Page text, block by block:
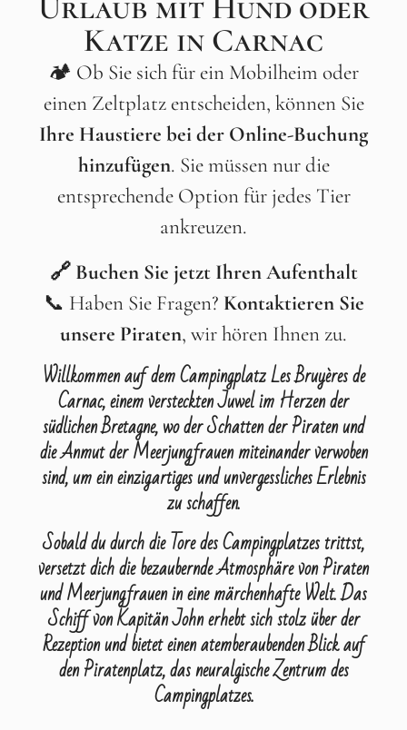
Katze in Carnac
🏕️ Ob Sie sich für ein Mobilheim oder
einen Zeltplatz entscheiden, können Sie
Ihre Haustiere bei der Online-Buchung
hinzufügen. Sie müssen nur die
entsprechende Option für jedes Tier
ankreuzen.
🔗 Buchen Sie jetzt Ihren Aufenthalt
📞 Haben Sie Fragen? Kontaktieren Sie
unsere Piraten, wir hören Ihnen zu.
Willkommen auf dem Campingplatz Les Bruyères de
Carnac, einem versteckten Juwel im Herzen der
südlichen Bretagne, wo der Schatten der Piraten und
die Anmut der Meerjungfrauen miteinander verwoben
sind, um ein einzigartiges und unvergessliches Erlebnis
zu schaffen.
Sobald du durch die Tore des Campingplatzes trittst,
versetzt dich die bezaubernde Atmosphäre von Piraten
und Meerjungfrauen in eine märchenhafte Welt. Das
Schiff von Kapitän John erhebt sich stolz über der
Rezeption und bietet einen atemberaubenden Blick auf
den Piratenplatz, das neuralgische Zentrum des
Campingplatzes.